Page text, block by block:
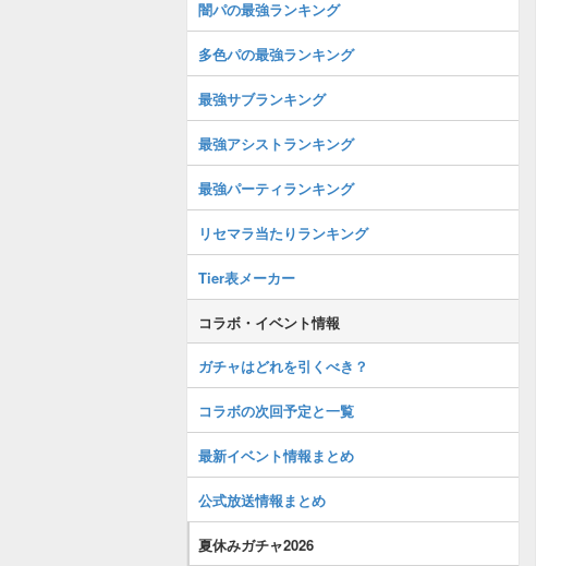
闇パの最強ランキング
多色パの最強ランキング
最強サブランキング
最強アシストランキング
最強パーティランキング
リセマラ当たりランキング
Tier表メーカー
コラボ・イベント情報
ガチャはどれを引くべき？
コラボの次回予定と一覧
最新イベント情報まとめ
公式放送情報まとめ
夏休みガチャ2026